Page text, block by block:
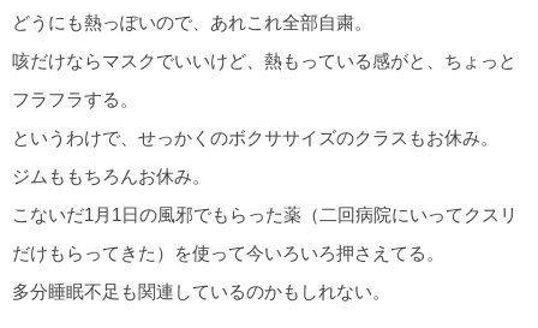
どうにも熱っぽいので、あれこれ全部自粛。
咳だけならマスクでいいけど、熱もっている感がと、ちょっと
フラフラする。
というわけで、せっかくのボクササイズのクラスもお休み。
ジムももちろんお休み。
こないだ1月1日の風邪でもらった薬（二回病院にいってクスリ
だけもらってきた）を使って今いろいろ押さえてる。
多分睡眠不足も関連しているのかもしれない。